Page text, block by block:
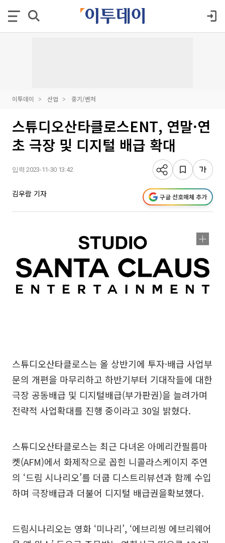
이투데이 산업 중기/벤처
스튜디오산타클로스ENT, 연말·연
초 극장 및 디지털 배급 확대
입력 2023-11-30 13:42
김우람 기자 구글 선호매체 추가
스튜디오산타클로스는 올 상반기에 투자·배급 사업부
문의 개편을 마무리하고 하반기부터 기대작들에 대한
극장 공동배급 및 디지털배급(부가판권)을 늘려가며
전략적 사업확대를 진행 중이라고 30일 밝혔다.
스튜디오산타클로스는 최근 다녀온 아메리칸필름마
켓(AFM)에서 화제작으로 꼽힌 니콜라스케이지 주연
의 ‘드림 시나리오’를 더쿱 디스트리뷰션과 함께 수입
하며 극장배급과 더불어 디지털 배급권을확보했다.
드림시나리오는 영화 ‘미나리’, ‘에브리씽 에브리웨어